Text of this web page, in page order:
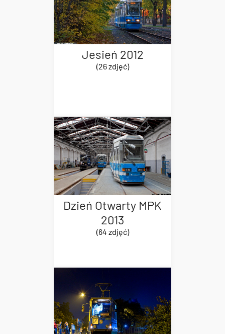
Jesień 2012
(26 zdjęć)
Dzień Otwarty MPK
2013
(64 zdjęć)